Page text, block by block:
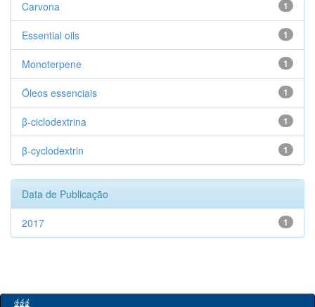
1
Carvona
1
Essential oils
1
Monoterpene
1
Óleos essenciais
1
β-ciclodextrina
1
β-cyclodextrin
Data de Publicação
1
2017